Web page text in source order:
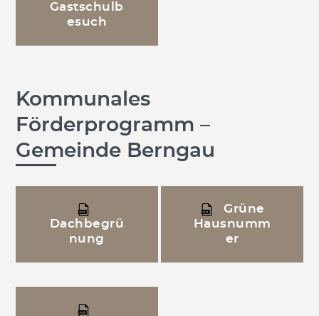
Gastschulb
esuch
Kommunales
Förderprogramm –
Gemeinde Berngau
Dachbegrü
nung
Grüne
Hausnumm
er